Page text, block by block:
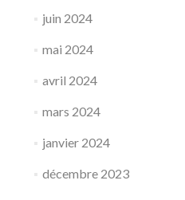
juin 2024
mai 2024
avril 2024
mars 2024
janvier 2024
décembre 2023